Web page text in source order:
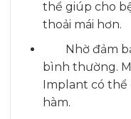
thể giúp cho
thoải mái hơn.
Nhờ đảm
bình thường.
Implant có thể
hàm.